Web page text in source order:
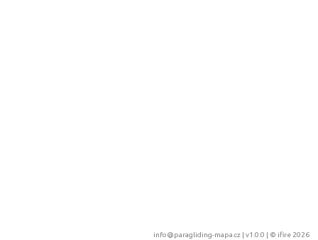
info@paragliding-mapa.cz | v1.0.0 | © ifire 2026